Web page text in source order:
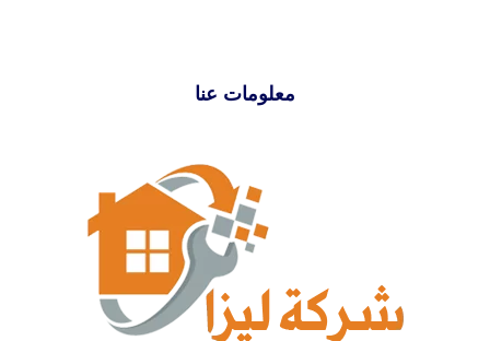
معلومات عنا